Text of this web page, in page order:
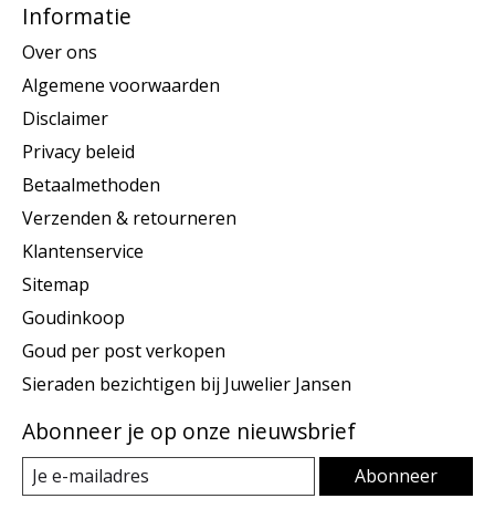
Informatie
Over ons
Algemene voorwaarden
Disclaimer
Privacy beleid
Betaalmethoden
Verzenden & retourneren
Klantenservice
Sitemap
Goudinkoop
Goud per post verkopen
Sieraden bezichtigen bij Juwelier Jansen
Abonneer je op onze nieuwsbrief
Abonneer